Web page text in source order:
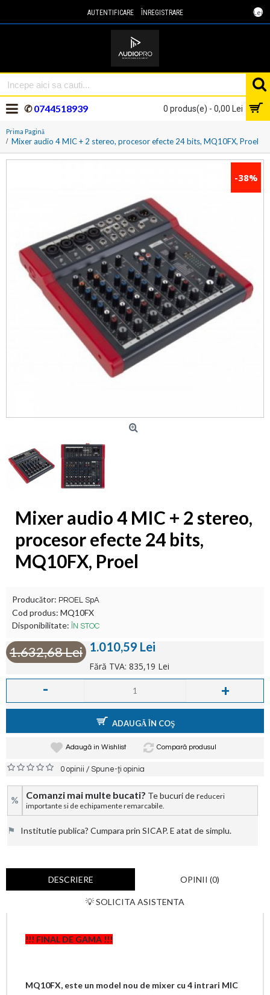
Lei
AUTENTIFICARE ÎNREGISTRARE
0 produs(e) - 0,00 Lei
✆0744518939
Prima Pagină
Mixer audio 4 MIC + 2 stereo, procesor efecte 24 bits, MQ10FX, Proel
-38%
Mixer audio 4 MIC + 2 stereo,
procesor efecte 24 bits,
MQ10FX, Proel
Producător: PROEL SpA
Cod produs: MQ10FX
Disponibilitate:
ÎN STOC
1.632,68 Lei 1.010,59 Lei
Fără TVA: 835,19 Lei
- +
ADAUGĂ ÎN COŞ
Adaugă in Wishlist Compară produsul
0 opinii /Spune-ţi opinia
% Comanzi mai multe bucati? Te bucuri de reduceri
importante si de echipamente remarcabile.
⚑ Institutie publica? Cumpara prin SICAP. E atat de simplu.
DESCRIERE OPINII (0)
💡 SOLICITA ASISTENTA
!!! FINAL DE GAMA !!!
MQ10FX, este un model nou de mixer cu 4 intrari MIC